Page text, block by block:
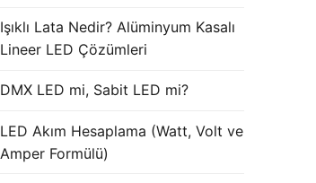
Işıklı Lata Nedir? Alüminyum Kasalı
Lineer LED Çözümleri
DMX LED mi, Sabit LED mi?
LED Akım Hesaplama (Watt, Volt ve
Amper Formülü)